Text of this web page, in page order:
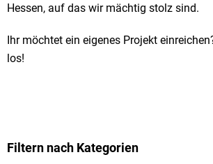
Hessen, auf das wir mächtig stolz sind.
Ihr möchtet ein eigenes Projekt
los!
Filtern nach Kategorien